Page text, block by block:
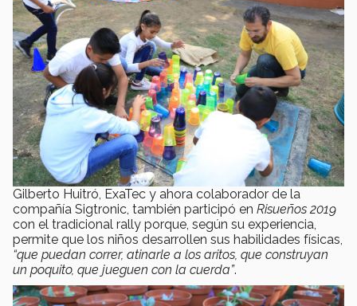
Gilberto Huitró, ExaTec y ahora colaborador de la
compañía Sigtronic, también participó en Risueños 2019
con el tradicional rally porque, según su experiencia,
permite que los niños desarrollen sus habilidades físicas,
“que puedan correr, atinarle a los aritos, que construyan
un poquito, que jueguen con la cuerda”.